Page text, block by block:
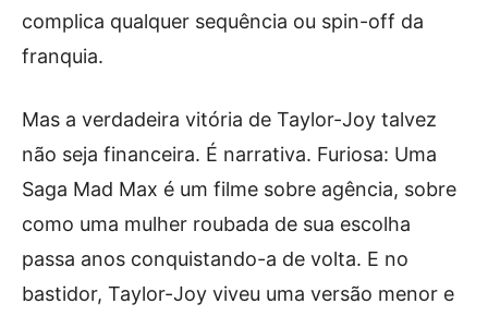
complica qualquer sequência ou spin-off da
franquia.
Mas a verdadeira vitória de Taylor-Joy talvez
não seja financeira. É narrativa. Furiosa: Uma
Saga Mad Max é um filme sobre agência, sobre
como uma mulher roubada de sua escolha
passa anos conquistando-a de volta. E no
bastidor, Taylor-Joy viveu uma versão menor e